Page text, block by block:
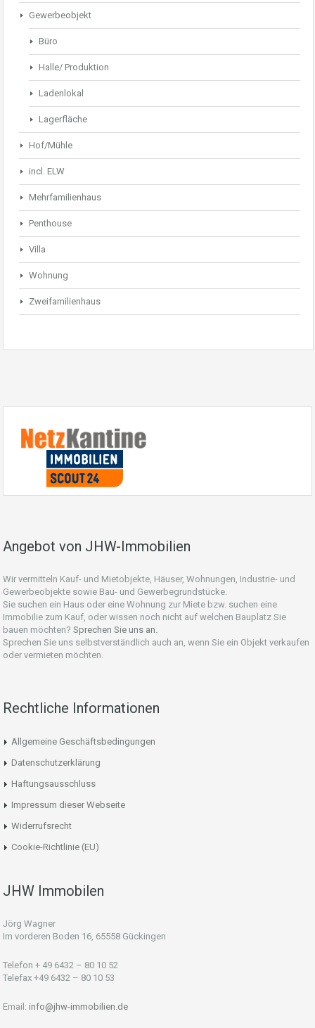
Gewerbeobjekt
Büro
Halle/ Produktion
Ladenlokal
Lagerfläche
Hof/Mühle
incl. ELW
Mehrfamilienhaus
Penthouse
Villa
Wohnung
Zweifamilienhaus
Angebot von JHW-Immobilien
Wir vermitteln Kauf- und Mietobjekte, Häuser, Wohnungen, Industrie- und
Gewerbeobjekte sowie Bau- und Gewerbegrundstücke.
Sie suchen ein Haus oder eine Wohnung zur Miete bzw. suchen eine
Immobilie zum Kauf, oder wissen noch nicht auf welchen Bauplatz Sie
bauen möchten? Sprechen Sie uns an.
Sprechen Sie uns selbstverständlich auch an, wenn Sie ein Objekt verkaufen
oder vermieten möchten.
Rechtliche Informationen
Allgemeine Geschäftsbedingungen
Datenschutzerklärung
Haftungsausschluss
Impressum dieser Webseite
Widerrufsrecht
Cookie-Richtlinie (EU)
JHW Immobilen
Jörg Wagner
Im vorderen Boden 16, 65558 Gückingen
Telefon + 49 6432 – 80 10 52
Telefax +49 6432 – 80 10 53
Email: info@jhw-immobilien.de